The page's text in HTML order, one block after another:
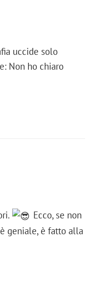
uccide solo
Non ho chiaro
Ecco, se non
geniale, è fatto alla